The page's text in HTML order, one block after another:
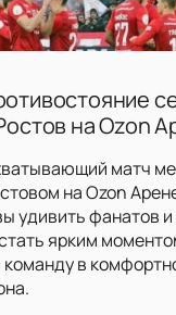
на Ozon
матч
на Ozon
удивить фанатов
ярким
в